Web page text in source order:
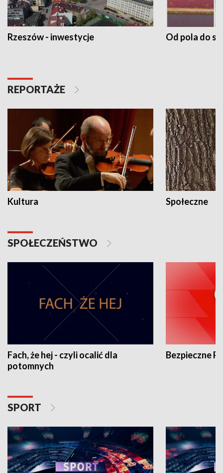
Rzeszów - inwestycje Od pola do
REPORTAŻE
Kultura Społeczne
SPOŁECZEŃSTWO
Fach, że hej - czyli ocalić dla
potomnych
Bezpieczne
SPORT